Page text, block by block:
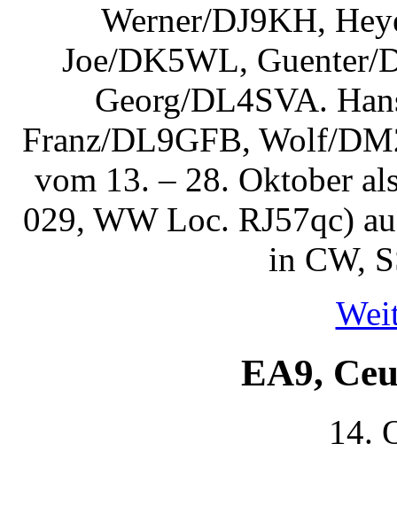
Werner/DJ9KH,
Joe/DK5WL,
Georg/DL4SVA.
Franz/DL9GFB, Wolf/
vom 13. – 28. Oktober
029, WW Loc. RJ57qc)
in CW,
EA9,
14.